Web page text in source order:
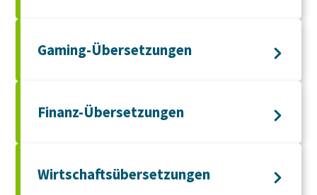
Gaming-Übersetzungen
Finanz-Übersetzungen
Wirtschaftsübersetzungen